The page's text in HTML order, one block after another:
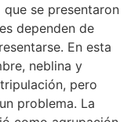
se presentaron
dependen de
En esta
neblina y
pero
problema. La